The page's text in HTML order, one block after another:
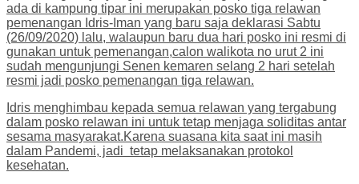
ada di kampung tipar ini merupakan posko tiga relawan
pemenangan Idris-Iman yang baru saja deklarasi Sabtu
(26/09/2020) lalu, walaupun baru dua hari posko ini resmi di
gunakan untuk pemenangan,calon walikota no urut 2 ini
sudah mengunjungi Senen kemaren selang 2 hari setelah
resmi jadi posko pemenangan tiga relawan.
Idris menghimbau kepada semua relawan yang tergabung
dalam posko relawan ini untuk tetap menjaga soliditas antar
sesama masyarakat.Karena suasana kita saat ini masih
dalam Pandemi, jadi tetap melaksanakan protokol
kesehatan.